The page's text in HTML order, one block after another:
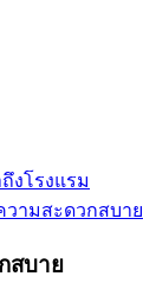
ถึงโรงแรม
วามสะดวกสบาย
สบาย